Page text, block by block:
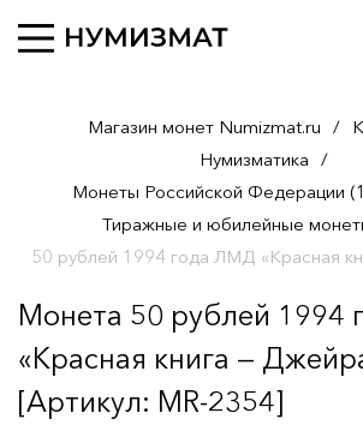
Магазин монет Numizmat.ru /
Нумизматика /
Монеты Российской Федерации
Тиражные и юбилейные
50 рублей 1994 года ЛМД «Красная
Монета 50 рублей 1994
«Красная книга —
[Артикул: MR-2354]